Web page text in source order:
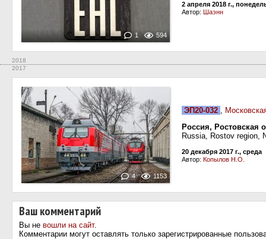
1 594
2 апреля 2018 г.,
Автор: Шаэнн
2018
2017
4 1153
ЭП20-032 ,
Россия, Ростовская
Russia, Rostov region,
20 декабря 2017 г., среда
Автор: Копылов Н.О.
Ваш комментарий
Вы не вошли на сайт.
Комментарии могут оставлять только зарегистрированные